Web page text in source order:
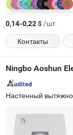
0,14-0,22$/шт.
Контакты
Ningbo Aoshun